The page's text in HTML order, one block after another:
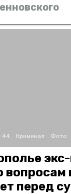
Криминал Фото:
вопросам
перед